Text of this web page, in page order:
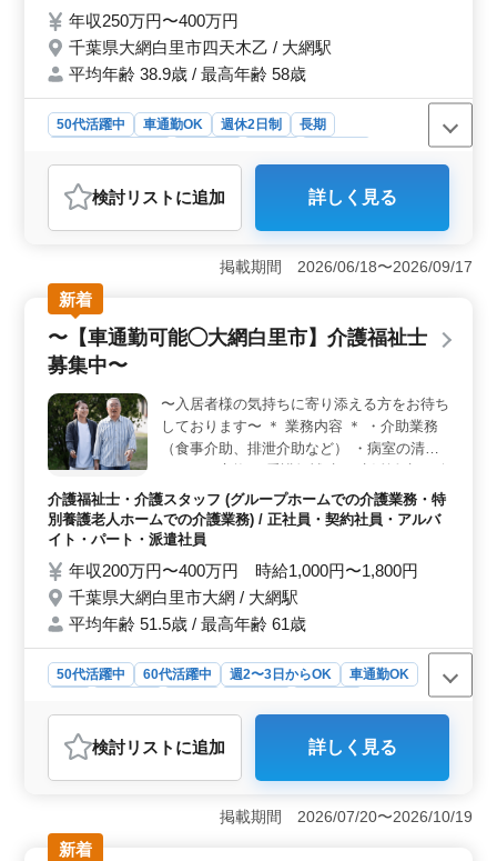
年収250万円〜400万円
千葉県大網白里市四天木乙 / 大網駅
平均年齢 38.9歳 / 最高年齢 58歳
50代活躍中 車通勤OK 週休2日制
長期
おすすめポイント
＜働きやすさ重視の安定環境＞ 残業なし・完全週休2日
制・年間休日120日とワークライフバランスが整った職場
です。家庭やプライベートと両立しながら、長期的に安
定して働きたい方におすすめです。 ＜経験を高く評
価する医療事務職＞ 診療報酬請求の経験者限定で応募
可能。年齢関係なく、能力とスキルを重視します。ベテ
ラン医療事務の経験を存分に活かせます。 ＜安心の
給、無料駐車場完備のため車通勤も可能。地域密着型の
クリニックで、落ち着いた環境の中、腰を据えて働きた
い方に最適な求人です。
検討リスト に追加 詳しく見る
掲載期間 2026/06/18〜2026/09/17
新着
〜【車通勤可能◯大網白里市】介護福祉士
募集中〜
〜入居者様の気持ちに寄り添える方をお待ち
しております〜 ＊ 業務内容 ＊ ・介助業務
（食事介助、排泄介助など） ・病室の清掃
動介助 ・入居者の健康管理 ・身体機能の維
持・回復サポート ・介護記録作成 ・申し送
り ＊ 備考 ＊ ・資格手当あり ・交通費実費
支給 皆様からのご応募お待ちしております♪
介護福祉士・介護スタッフ (グループホームでの介護業務・特
別養護老人ホームでの介護業務) / 正社員・契約社員・アルバ
イト・パート・派遣社員
年収200万円〜400万円 時給1,000円〜1,800円
千葉県大網白里市大網 / 大網駅
平均年齢 51.5歳 / 最高年齢 61歳
50代活躍中 60代活躍中 週2〜3日からOK
車通勤OK
介護福祉士・介護スタッフ
おすすめポイント
＜働きやすさ＞ 週2〜3日からの勤務や長期雇用、車通
勤可といった柔軟な雇用条件が整っています。また女性
歓迎や50代・60代の活躍が見込めることから多様なライ
フスタイルやライフステージに対応した働き方が可能で
検討リスト に追加 詳しく見る
掲載期間 2026/07/20〜2026/10/19
新着